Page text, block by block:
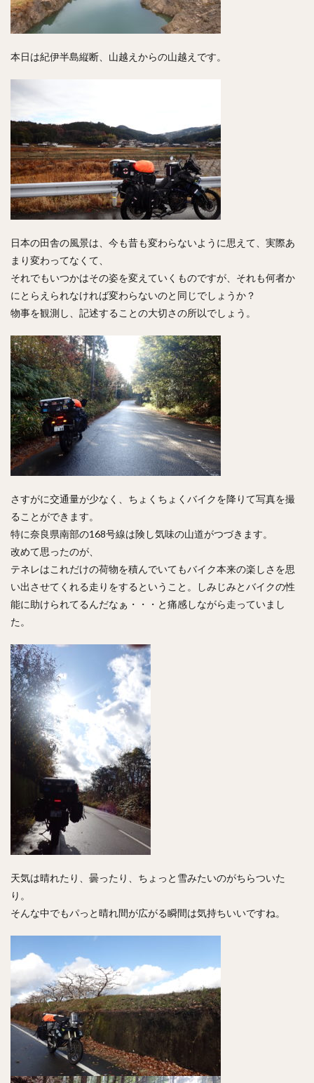
本日は紀伊半島縦断、山越えからの山越えです。
日本の田舎の風景は、今も昔も変わらないように思えて、実際あ
まり変わってなくて、
それでもいつかはその姿を変えていくものですが、それも何者か
にとらえられなければ変わらないのと同じでしょうか？
物事を観測し、記述することの大切さの所以でしょう。
さすがに交通量が少なく、ちょくちょくバイクを降りて写真を撮
ることができます。
特に奈良県南部の168号線は険し気味の山道がつづきます。
改めて思ったのが、
テネレはこれだけの荷物を積んでいてもバイク本来の楽しさを思
い出させてくれる走りをするということ。しみじみとバイクの性
能に助けられてるんだなぁ・・・と痛感しながら走っていまし
た。
天気は晴れたり、曇ったり、ちょっと雪みたいのがちらついた
り。
そんな中でもパっと晴れ間が広がる瞬間は気持ちいいですね。